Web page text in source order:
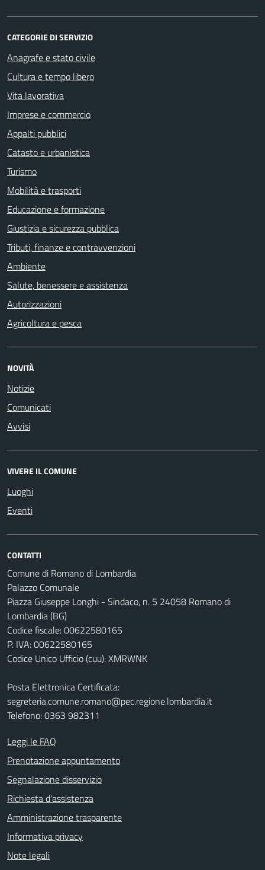
CATEGORIE DI SERVIZIO
Anagrafe e stato civile
Cultura e tempo libero
Vita lavorativa
Imprese e commercio
Appalti pubblici
Catasto e urbanistica
Turismo
Mobilità e trasporti
Educazione e formazione
Giustizia e sicurezza pubblica
Tributi, finanze e contravvenzioni
Ambiente
Salute, benessere e assistenza
Autorizzazioni
Agricoltura e pesca
NOVITÀ
Notizie
Comunicati
Avvisi
VIVERE IL COMUNE
Luoghi
Eventi
CONTATTI
Comune di Romano di Lombardia
Palazzo Comunale
Piazza Giuseppe Longhi - Sindaco, n. 5 24058 Romano di
Lombardia (BG)
Codice fiscale: 00622580165
P. IVA: 00622580165
Codice Unico Ufficio (cuu): XMRWNK
Posta Elettronica Certificata:
segreteria.comune.romano@pec.regione.lombardia.it
Telefono: 0363 982311
Leggi le FAQ
Prenotazione appuntamento
Segnalazione disservizio
Richiesta d'assistenza
Amministrazione trasparente
Informativa privacy
Note legali